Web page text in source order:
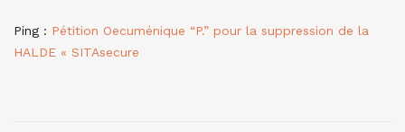
Ping : Pétition Oecuménique “P.” pour la suppression de la
HALDE « SITAsecure